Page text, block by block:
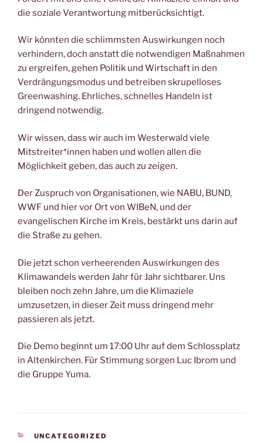
die soziale Verantwortung mitberücksichtigt.
Wir könnten die schlimmsten Auswirkungen noch
verhindern, doch anstatt die notwendigen Maßnahmen
zu ergreifen, gehen Politik und Wirtschaft in den
Verdrängungsmodus und betreiben skrupelloses
Greenwashing. Ehrliches, schnelles Handeln ist
dringend notwendig.
Wir wissen, dass wir auch im Westerwald viele
Mitstreiter*innen haben und wollen allen die
Möglichkeit geben, das auch zu zeigen.
Der Zuspruch von Organisationen, wie NABU, BUND,
WWF und hier vor Ort von WIBeN, und der
evangelischen Kirche im Kreis, bestärkt uns darin auf
die Straße zu gehen.
Die jetzt schon verheerenden Auswirkungen des
Klimawandels werden Jahr für Jahr sichtbarer. Uns
bleiben noch zehn Jahre, um die Klimaziele
umzusetzen, in dieser Zeit muss dringend mehr
passieren als jetzt.
Die Demo beginnt um 17:00 Uhr auf dem Schlossplatz
in Altenkirchen. Für Stimmung sorgen Luc Ibrom und
die Gruppe Yuma.
KATEGORIEN
UNCATEGORIZED